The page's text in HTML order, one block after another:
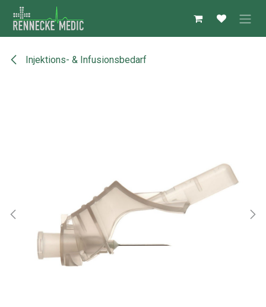
Zum Inhalt springen
Injektions- & Infusionsbedarf